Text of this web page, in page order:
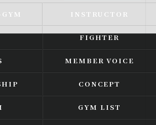
INSTRUCTOR
FIGHTER
MEMBER VOICE
CONCEPT
GYM LIST